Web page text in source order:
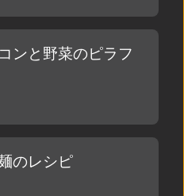
ンと野菜のピラフ
のレシピ